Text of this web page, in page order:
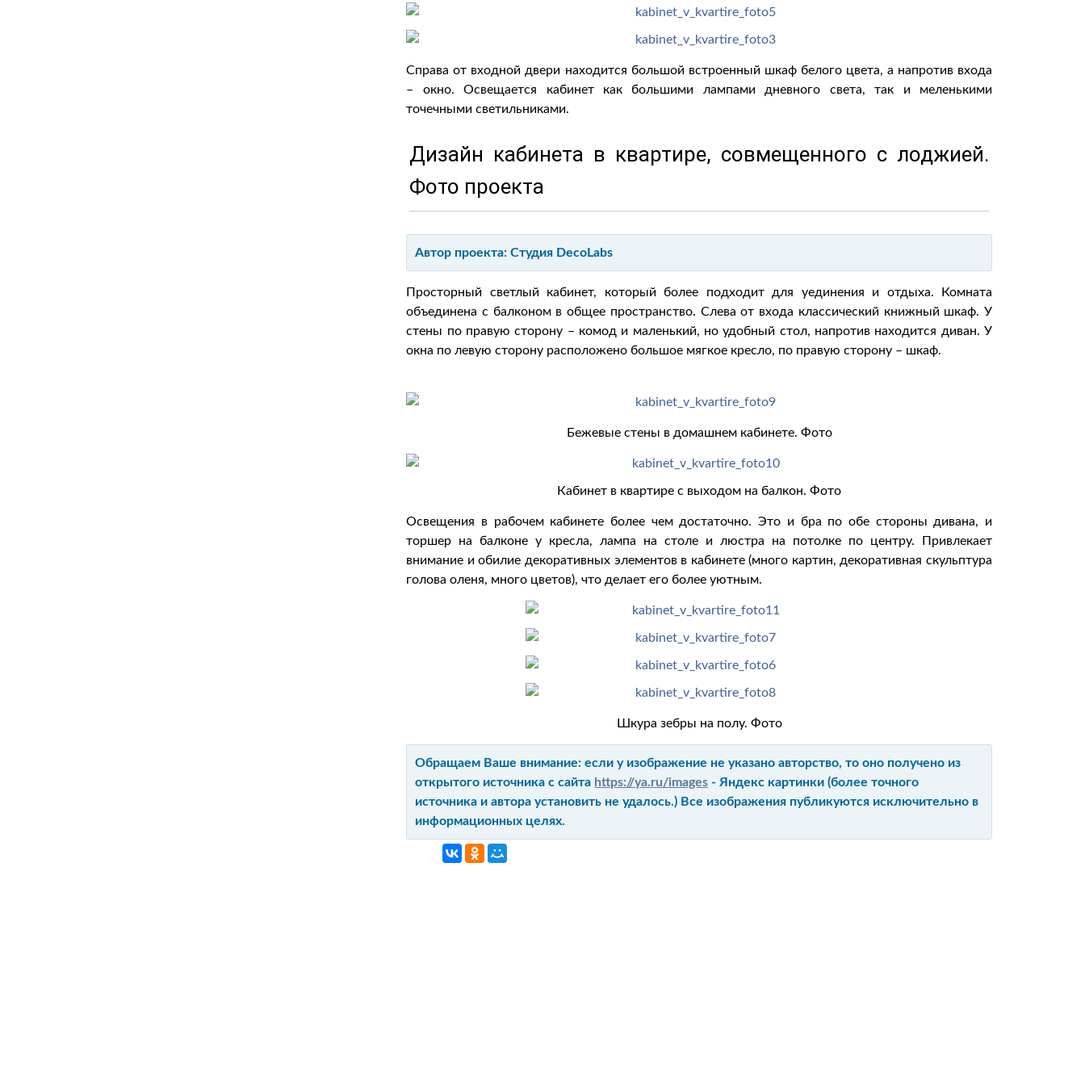
Справа от входной двери находится большой встроенный шкаф белого цвета, а напротив входа
– окно. Освещается кабинет как большими лампами дневного света, так и меленькими
точечными светильниками.
Дизайн кабинета в квартире, совмещенного с лоджией.
Фото проекта
Автор проекта: Студия DecoLabs
Просторный светлый кабинет, который более подходит для уединения и отдыха. Комната
объединена с балконом в общее пространство. Слева от входа классический книжный шкаф. У
стены по правую сторону – комод и маленький, но удобный стол, напротив находится диван. У
окна по левую сторону расположено большое мягкое кресло, по правую сторону – шкаф.
Бежевые стены в домашнем кабинете. Фото
Кабинет в квартире с выходом на балкон. Фото
Освещения в рабочем кабинете более чем достаточно. Это и бра по обе стороны дивана, и
торшер на балконе у кресла, лампа на столе и люстра на потолке по центру. Привлекает
внимание и обилие декоративных элементов в кабинете (много картин, декоративная скульптура
голова оленя, много цветов), что делает его более уютным.
Шкура зебры на полу. Фото
Обращаем Ваше внимание: если у изображение не указано авторство, то оно получено из
открытого источника с сайта https://ya.ru/images - Яндекс картинки (более точного
источника и автора установить не удалось.) Все изображения публикуются исключительно в
информационных целях.